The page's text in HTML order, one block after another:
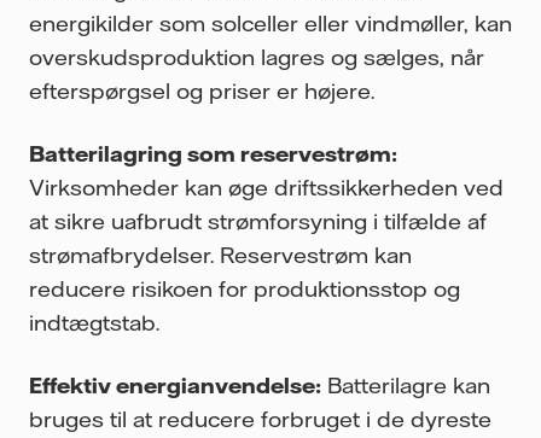
energikilder som solceller eller vindmøller, kan
overskudsproduktion lagres og sælges, når
efterspørgsel og priser er højere.
Batterilagring som reservestrøm:
Virksomheder kan øge driftssikkerheden ved
at sikre uafbrudt strømforsyning i tilfælde af
strømafbrydelser. Reservestrøm kan
reducere risikoen for produktionsstop og
indtægtstab.
Effektiv energianvendelse: Batterilagre kan
bruges til at reducere forbruget i de dyreste